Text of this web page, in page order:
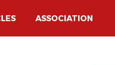
ASSOCIATION